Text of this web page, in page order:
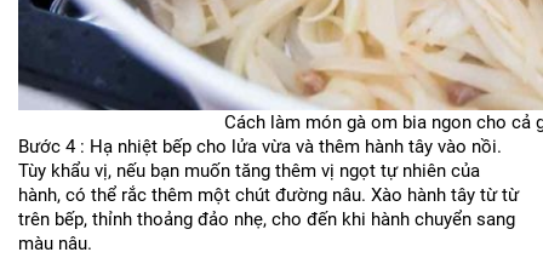
Cách làm món gà om bia ngon cho cả
Bước 4 : Hạ nhiệt bếp cho lửa vừa và thêm hành tây vào nồi.
Tùy khẩu vị, nếu bạn muốn tăng thêm vị ngọt tự nhiên của
hành, có thể rắc thêm một chút đường nâu. Xào hành tây từ từ
trên bếp, thỉnh thoảng đảo nhẹ, cho đến khi hành chuyển sang
màu nâu.